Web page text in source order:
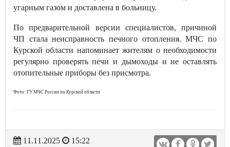
угарным газом и доставлена в больницу.
По предварительной версии специалистов, причиной
ЧП стала неисправность печного отопления. МЧС по
Курской области напоминает жителям о необходимости
регулярно проверять печи и дымоходы и не оставлять
отопительные приборы без присмотра.
Фото: ГУ МЧС России по Курской области
11.11.2025
15:22